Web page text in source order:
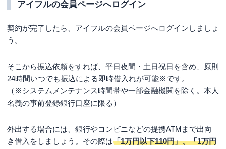
アイフルの会員ページへログイン
契約が完了したら、アイフルの会員ページへログインしましょ
う。
そこから振込依頼をすれば、平日夜間・土日祝日を含め、原則
24時間いつでも振込による即時借入れが可能※です。
（※システムメンテナンス時間帯や一部金融機関を除く。本人
名義の事前登録銀行口座に限る）
外出する場合には、銀行やコンビニなどの提携ATMまで出向
き借入をしましょう。その際は「1万円以下110円」、「1万円